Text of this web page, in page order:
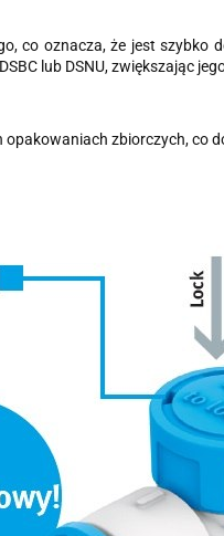
co oznacza, że jest szybko
lub DSNU, zwiększając
zbiorczych, co